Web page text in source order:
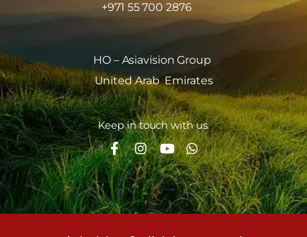
+971 55 700 2876
HO – Asiavision Group
United Arab Emirates
Keep in touch with us.